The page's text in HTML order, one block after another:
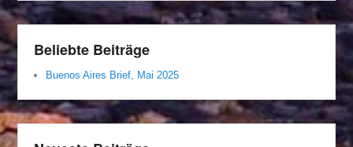
Beliebte Beiträge
Buenos Aires Brief, Mai 2025